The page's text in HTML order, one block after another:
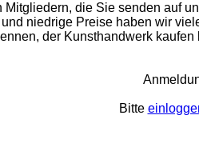
die Sie senden auf
niedrige Preise haben wir
der Kunsthandwerk
Bitte